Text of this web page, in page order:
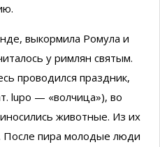
выкормила Ромула и
у римлян святым.
проводился праздник,
lupo — «волчица»), во
животные. Из их
После пира молодые люди